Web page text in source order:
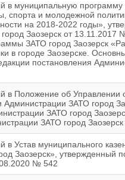
в муниципальную программу
спорта и молодежной
на 2018-2022 годы»,
Заозерск от 13.11.2017
ЗАТО город Заозерск
в городе Заозерске.
постановления
в Положение об Управлении
ЗАТО город
ЗАТО город
ЗАТО город
в Устав муниципального
Заозерск», утвержденный
№ 542